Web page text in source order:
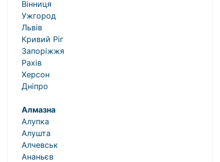
Вінниця
Ужгород
Львів
Кривий Ріг
Запоріжжя
Рахів
Херсон
Дніпро
Алмазна
Алупка
Алушта
Алчевськ
Ананьєв